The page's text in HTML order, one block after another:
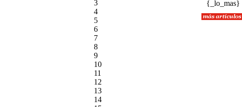
3
4
5
6
7
8
9
10
11
12
13
14
{_lo_mas}